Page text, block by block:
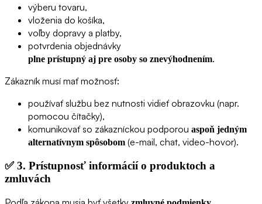
výberu tovaru,
vloženia do košíka,
voľby dopravy a platby,
potvrdenia objednávky
plne prístupný aj pre osoby so znevýhodnením.
Zákazník musí mať možnosť:
používať službu bez nutnosti vidieť obrazovku (napr.
pomocou čítačky),
komunikovať so zákazníckou podporou aspoň jedným
alternatívnym spôsobom (e-mail, chat, video-hovor).
✅3. Prístupnosť informácií o produktoch a
zmluvách